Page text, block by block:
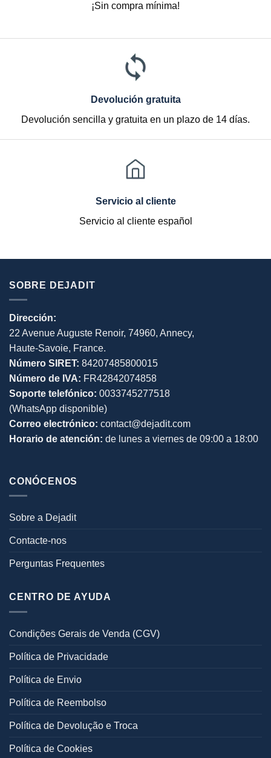
¡Sin compra mínima!
Devolución gratuita
Devolución sencilla y gratuita en un plazo de 14 días.
Servicio al cliente
Servicio al cliente español
SOBRE DEJADIT
Dirección:
22 Avenue Auguste Renoir, 74960, Annecy,
Haute-Savoie, France.
Número SIRET: 84207485800015
Número de IVA: FR42842074858
Soporte telefónico: 0033745277518
(WhatsApp disponible)
Correo electrónico: contact@dejadit.com
Horario de atención: de lunes a viernes de 09:00 a 18:00
CONÓCENOS
Sobre a Dejadit
Contacte-nos
Perguntas Frequentes
CENTRO DE AYUDA
Condições Gerais de Venda (CGV)
Política de Privacidade
Política de Envio
Política de Reembolso
Política de Devolução e Troca
Política de Cookies